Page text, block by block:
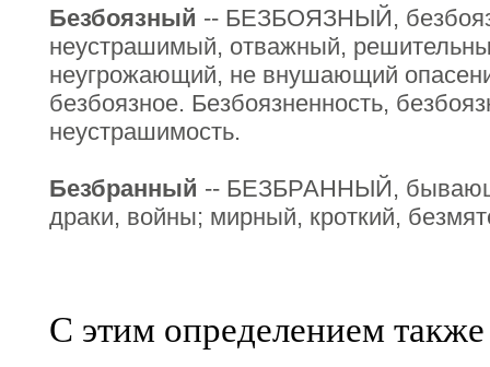
Безбоязный -- БЕЗБОЯЗНЫЙ,
неустрашимый, отважный,
неугрожающий, не внушающий
безбоязное. Безбоязненность,
неустрашимость.
Безбранный -- БЕЗБРАННЫЙ,
драки, войны; мирный, кроткий,
С этим определением